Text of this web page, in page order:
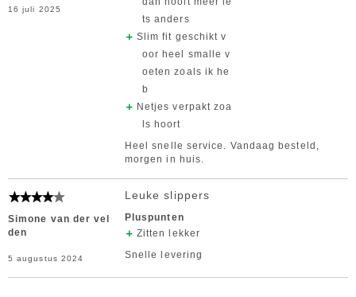
16 juli 2025
ts anders
Slim fit geschikt v
oor heel smalle v
oeten zoals ik he
b
Netjes verpakt zoa
ls hoort
Heel snelle service. Vandaag besteld,
morgen in huis.
Simone van der vel
den
5 augustus 2024
Leuke slippers
Pluspunten
Zitten lekker
Snelle levering